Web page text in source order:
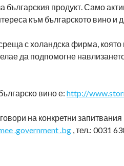
българския продукт. Само
към българското вино и
с холандска фирма, която
да подпомогне
вино е: http://
на конкретни
.government .bg , тел.: 0031